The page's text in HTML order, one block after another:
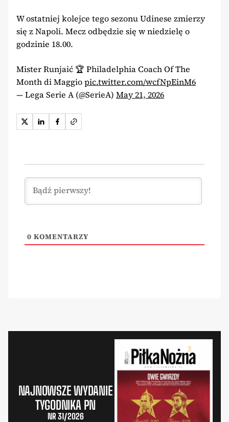
W ostatniej kolejce tego sezonu Udinese zmierzy
się z Napoli. Mecz odbędzie się w niedzielę o
godzinie 18.00.
Mister Runjaić 🏆 Philadelphia Coach Of The
Month di Maggiopic.twitter.com/wcfNpEinM6
— Lega Serie A (@SerieA) May 21, 2026
0 KOMENTARZY
NAJNOWSZE WYDANIE
TYGODNIKA PN
NR 31/2026